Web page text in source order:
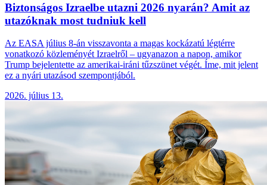
Biztonságos Izraelbe utazni 2026 nyarán? Amit az
utazóknak most tudniuk kell
Az EASA július 8-án visszavonta a magas kockázatú légtérre
vonatkozó közleményét Izraelről – ugyanazon a napon, amikor
Trump bejelentette az amerikai-iráni tűzszünet végét. Íme, mit jelent
ez a nyári utazásod szempontjából.
2026. július 13.